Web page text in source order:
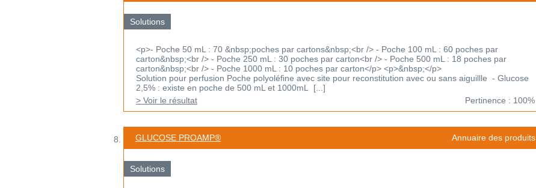
Solutions
<p>- Poche 50 mL : 70 &nbsp;poches par cartons&nbsp;<br /> - Poche 100 mL : 60 poches par
carton&nbsp;<br /> - Poche 250 mL : 30 poches par carton<br /> - Poche 500 mL : 18 poches par
carton&nbsp;<br /> - Poche 1000 mL : 10 poches par carton</p> <p>&nbsp;</p>
Solution pour perfusion Poche polyoléfine avec site pour reconstitution avec ou sans aiguillle - Glucose
2,5% : existe en poche de 500 mL et 1000mL [...]
> Voir le résultat
Pertinence : 100%
GLUCOSE PROAMP® Annuaire des produits
Solutions